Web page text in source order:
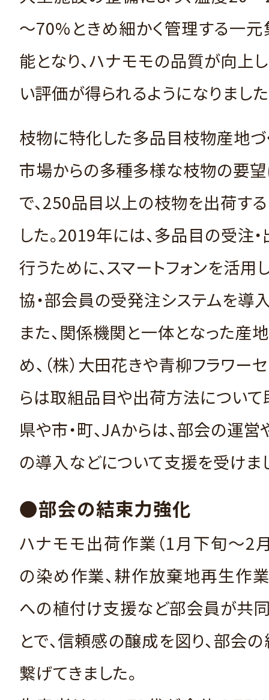
～70%ときめ細かく管理する一
能となり、ハナモモの品質が向上
い評価が得られるようになりました
枝物に特化した多品目枝物産地づ
市場からの多種多様な枝物の要
で、250品目以上の枝物を出荷す
した。2019年には、多品目の受注
行うために、スマートフォンを活用
協・部会員の受発注システムを導
また、関係機関と一体となった産
め、（株）大田花きや青柳フラワー
らは取組品目や出荷方法について
県や市・町、JAからは、部会の運営
の導入などについて支援を受けま
●部会の結束力強化
ハナモモ出荷作業（1月下旬～2
の染め作業、耕作放棄地再生作
への植付け支援など部会員が共
とで、信頼感の醸成を図り、部会
繋げてきました。